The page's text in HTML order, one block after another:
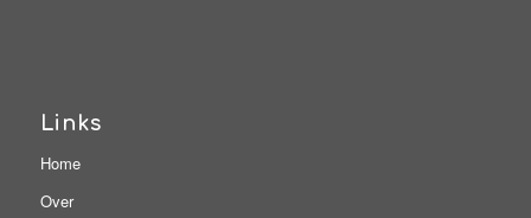
Links
Home
Over